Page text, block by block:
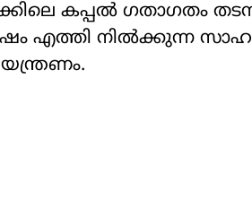
കപ്പൽ ഗതാഗതം
എത്തി നിൽക്കുന്ന